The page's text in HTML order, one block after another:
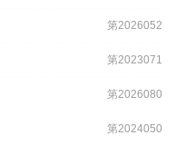
第2026052
第2023071
第2026080
第2024050